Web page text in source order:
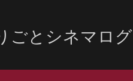
ごとシネマログ